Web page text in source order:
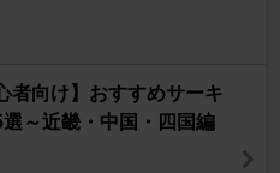
者向け】おすすめサーキ
選～近畿・中国・四国編